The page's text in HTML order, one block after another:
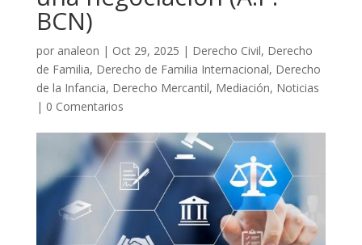
BCN)
por analeon | Oct 29, 2025 | Derecho Civil, Derecho
de Familia, Derecho de Familia Internacional, Derecho
de la Infancia, Derecho Mercantil, Mediación, Noticias
| 0 Comentarios